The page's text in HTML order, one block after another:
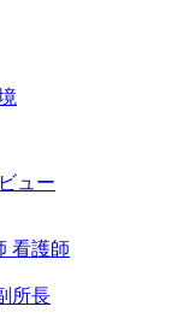
ュー
看護師
所長